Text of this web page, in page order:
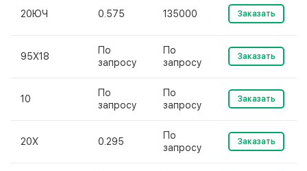
20ЮЧ 0.575 135000 Заказать
95Х18
По
запросу
По
запросу
Заказать
10
По
запросу
По
запросу
Заказать
20Х 0.295
По
запросу
Заказать